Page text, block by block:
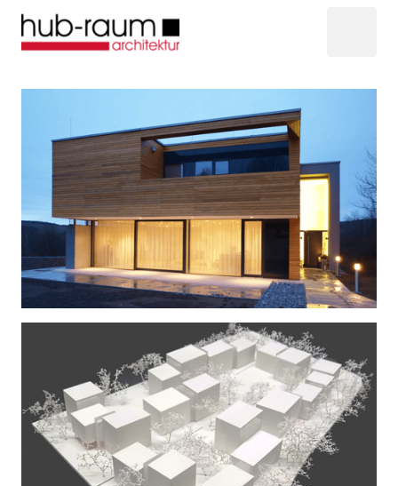
EINFAMILIENHAUS
|  Passivhaus - Niederösterreich